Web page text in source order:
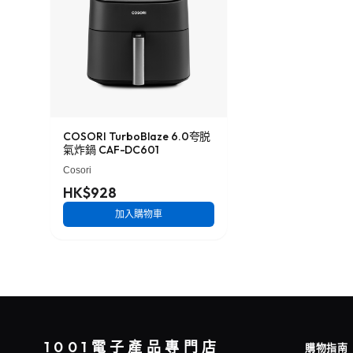
COSORI TurboBlaze 6.0夸脱
氣炸鍋 CAF-DC601
Cosori
HK$928
加入購物車
1001電子產品專門店 購物指南